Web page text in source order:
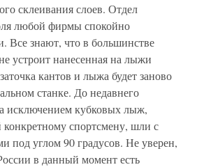
склеивания слоев. Отдел
любой фирмы спокойно
Все знают, что в большинстве
устроит нанесенная на лыжи
кантов и лыжа будет заново
станке. До недавнего
исключением кубковых лыж,
спортсмену, шли с
под углом 90 градусов. Не уверен,
в данный момент есть